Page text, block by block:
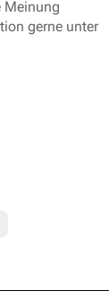
Meinung
gerne unter